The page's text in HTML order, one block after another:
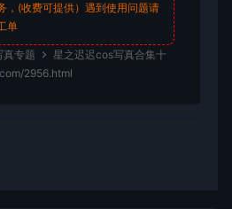
，(收费可提供）遇到使用问题请
单
专题
星之迟迟cos写真合集十
2956.html